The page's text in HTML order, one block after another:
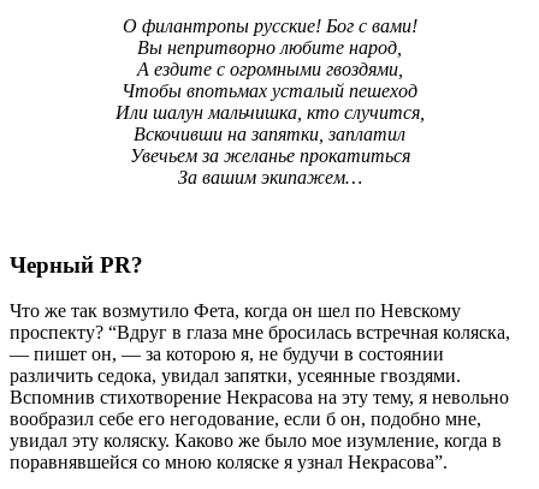
О филантропы русские! Бог с вами!
Вы непритворно любите народ,
А ездите с огромными гвоздями,
Чтобы впотьмах усталый пешеход
Или шалун мальчишка, кто случится,
Вскочивши на запятки, заплатил
Увечьем за желанье прокатиться
За вашим экипажем…
Черный PR?
Что же так возмутило Фета, когда он шел по Невскому
проспекту? “Вдруг в глаза мне бросилась встречная коляска,
— пишет он, — за которою я, не будучи в состоянии
различить седока, увидал запятки, усеянные гвоздями.
Вспомнив стихотворение Некрасова на эту тему, я невольно
вообразил себе его негодование, если б он, подобно мне,
увидал эту коляску. Каково же было мое изумление, когда в
поравнявшейся со мною коляске я узнал Некрасова”.